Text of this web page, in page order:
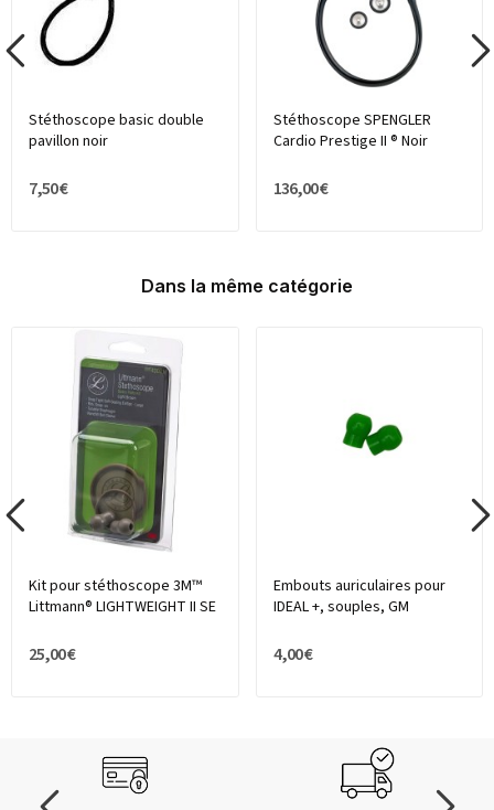
Stéthoscope basic double
pavillon noir
7,50 €
Stéthoscope SPENGLER
Cardio Prestige II ® Noir
136,00 €
Dans la même catégorie
Kit pour stéthoscope 3M™
Littmann® LIGHTWEIGHT II SE
25,00 €
Embouts auriculaires pour
IDEAL +, souples, GM
4,00 €